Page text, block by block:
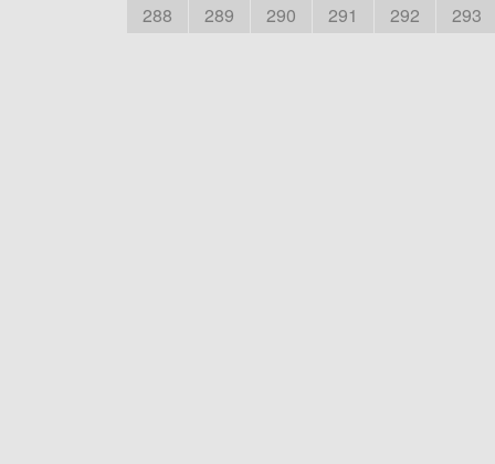
288
289 290 291 292 293